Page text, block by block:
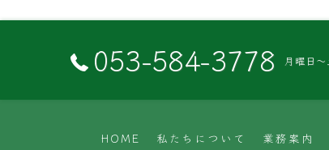
053-584-3778 月曜日
HOME 私たちについて 業務案内